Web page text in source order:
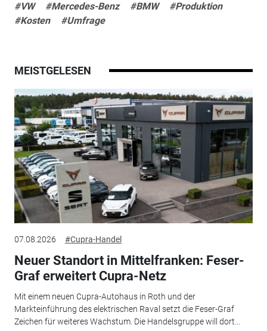
#VW
#Mercedes-Benz #BMW
#Produktion
#Kosten
#Umfrage
MEISTGELESEN
07.08.2026 #Cupra-Handel
Neuer Standort in Mittelfranken: Feser-
Graf erweitert Cupra-Netz
Mit einem neuen Cupra-Autohaus in Roth und der
Markteinführung des elektrischen Raval setzt die Feser-Graf
Zeichen für weiteres Wachstum. Die Handelsgruppe will dort...